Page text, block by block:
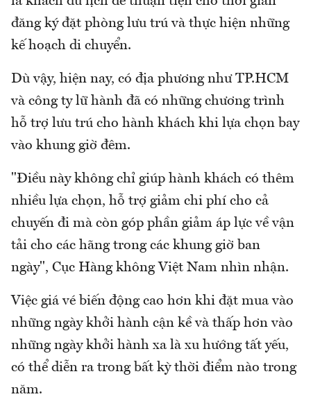
đăng ký đặt phòng lưu trú và thực hiện những
kế hoạch di chuyển.
Dù vậy, hiện nay, có địa phương như TP.HCM
và công ty lữ hành đã có những chương trình
hỗ trợ lưu trú cho hành khách khi lựa chọn bay
vào khung giờ đêm.
"Điều này không chỉ giúp hành khách có thêm
nhiều lựa chọn, hỗ trợ giảm chi phí cho cả
chuyến đi mà còn góp phần giảm áp lực về vận
tải cho các hãng trong các khung giờ ban
ngày", Cục Hàng không Việt Nam nhìn nhận.
Việc giá vé biến động cao hơn khi đặt mua vào
những ngày khởi hành cận kề và thấp hơn vào
những ngày khởi hành xa là xu hướng tất yếu,
có thể diễn ra trong bất kỳ thời điểm nào trong
năm.